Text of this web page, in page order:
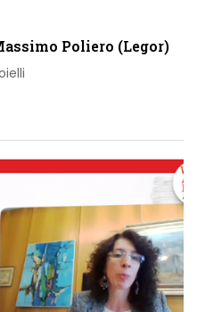
Poliero (Legor)